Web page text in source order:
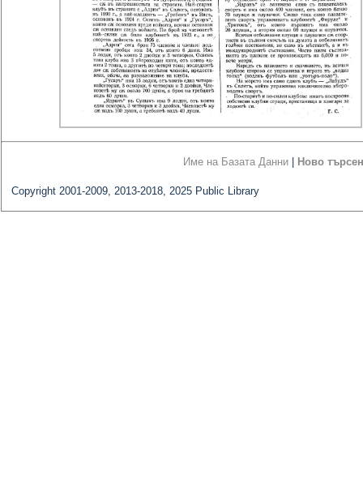
Име на Базата Данни Ново
Copyright 2001-2009, 2013-2018, 2025 Public Library